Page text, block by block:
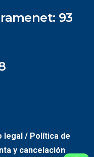
93
legal/ Política de
y cancelación